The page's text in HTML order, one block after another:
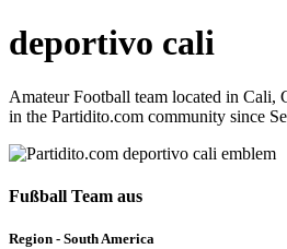
deportivo cali
Amateur Football team located in Cali,
in the Partidito.com community since
Fußball Team aus
Region - South America